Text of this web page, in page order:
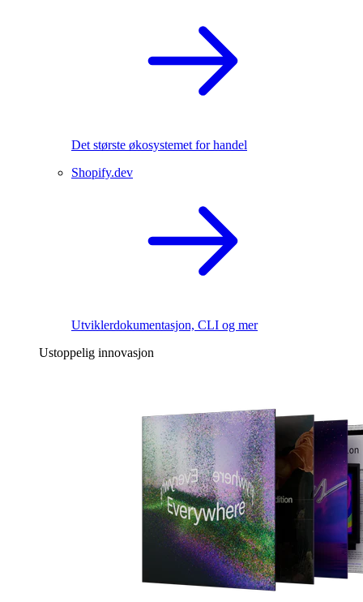
Det største økosystemet for handel
Shopify.dev
Utviklerdokumentasjon, CLI og mer
Ustoppelig innovasjon